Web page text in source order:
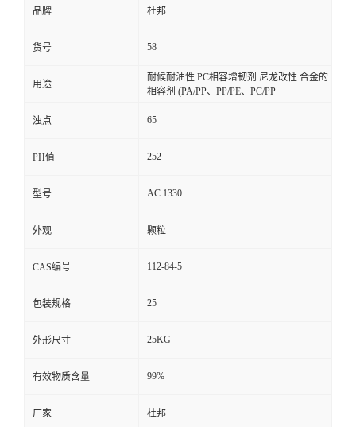
品牌 杜邦
货号 58
用途
耐候耐油性 PC相容增韧剂 尼龙改性 合金的
相容剂 (PA/PP、PP/PE、PC/PP
浊点 65
PH值 252
型号 AC 1330
外观 颗粒
CAS编号 112-84-5
包装规格 25
外形尺寸 25KG
有效物质含量 99%
厂家 杜邦